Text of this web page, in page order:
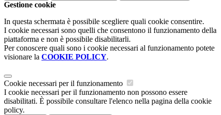
Gestione cookie
In questa schermata è possibile scegliere quali cookie consentire.
I cookie necessari sono quelli che consentono il funzionamento della
piattaforma e non è possibile disabilitarli.
Per conoscere quali sono i cookie necessari al funzionamento potete
visionare la COOKIE POLICY.
Cookie necessari per il funzionamento
I cookie necessari per il funzionamento non possono essere
disabilitati. È possibile consultare l'elenco nella pagina della cookie
policy.